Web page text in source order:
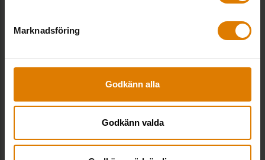
Marknadsföring
Godkänn alla
Godkänn valda